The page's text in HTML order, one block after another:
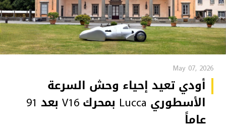
May 07, 2026
أودي تعيد إحياء وحش السرعة
الأسطوري Lucca بمحرك V16 بعد 91
عاماً